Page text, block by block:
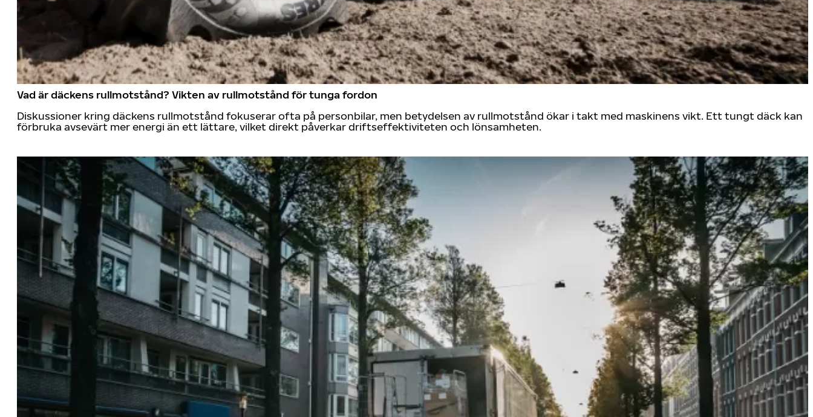
Vad är däckens rullmotstånd? Vikten av rullmotstånd för tunga fordon
Diskussioner kring däckens rullmotstånd fokuserar ofta på personbilar, men betydelsen av rullmotstånd ökar i takt med maskinens vikt. Ett tungt däck kan
förbruka avsevärt mer energi än ett lättare, vilket direkt påverkar driftseffektiviteten och lönsamheten.